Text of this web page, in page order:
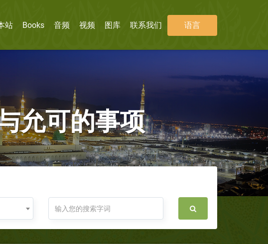
站 Books 音频 视频 图库 联系我们 语言
允可的事项